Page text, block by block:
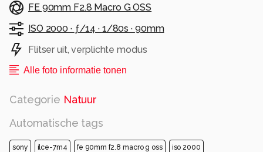
FE 90mm F2.8 Macro G OSS
ISO 2000 · ƒ/14 · 1/80s · 90mm
Flitser uit, verplichte modus
Alle foto informatie tonen
Categorie Natuur
Automatische tags
sony ilce-7m4 fe 90mm f2.8 macro g oss iso 2000